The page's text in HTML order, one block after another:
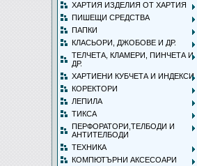
ХАРТИЯ ИЗДЕЛИЯ ОТ ХАРТИЯ
ПИШЕЩИ СРЕДСТВА
ПАПКИ
КЛАСЬОРИ, ДЖОБОВЕ И ДР.
ТЕЛЧЕТА, КЛАМЕРИ, ПИНЧЕТА И
ДР.
ХАРТИЕНИ КУБЧЕТА И ИНДЕКСИ
КОРЕКТОРИ
ЛЕПИЛА
ТИКСА
ПЕРФОРАТОРИ,ТЕЛБОДИ И
АНТИТЕЛБОДИ
ТЕХНИКА
КОМПЮТЪРНИ АКСЕСОАРИ